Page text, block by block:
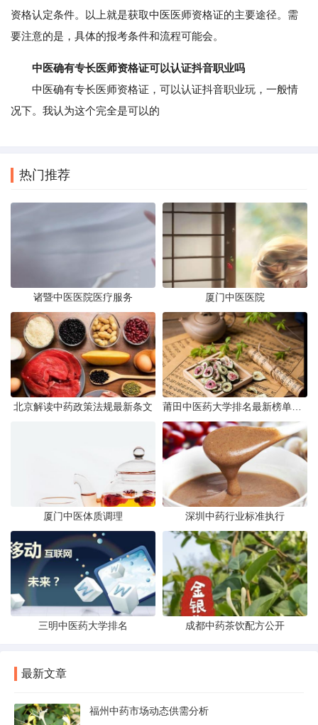
资格认定条件。以上就是获取中医医师资格证的主要途径。需
要注意的是，具体的报考条件和流程可能会。
中医确有专长医师资格证可以认证抖音职业吗
中医确有专长医师资格证，可以认证抖音职业玩，一般情
况下。我认为这个完全是可以的
热门推荐
诸暨中医医院医疗服务 厦门中医医院
北京解读中药政策法规最新条文
厦门中医体质调理 深圳中药行业标准执行
三明中医药大学排名 成都中药茶饮配方公开
最新文章
福州中药市场动态供需分析